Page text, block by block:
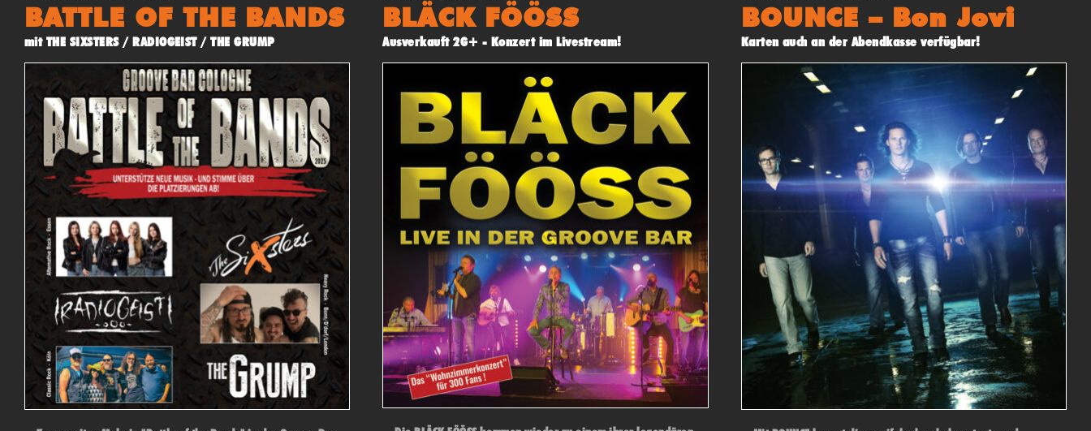
BATTLE OF THE BANDS
mit THE SIXSTERS / RADIOGEIST / THE GRUMP
BLÄCK FÖÖSS
Ausverkauft 2G+ - Konzert im Livestream!
BOUNCE – Bon Jovi
Karten auch an der Abendkasse verfügbar!